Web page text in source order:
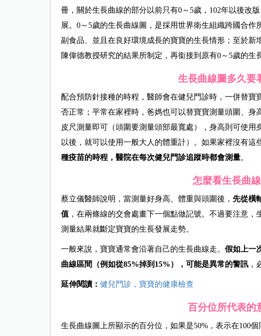
冊，關於生長曲線的部分以前只有0～5歲，102年以後改
展。0～5歲的生長曲線圖，是採用世界衛生組織跨國合
副食品、並且在良好環境成長的寶寶的生長情形；至於新
陳偉德教授研究的結果所制定，再銜接到原有0～5歲的生
生長曲線圖多久要
配合預防針接種的時程，醫師會在健兒門診時，一併替寶
否正常；平常在家裡時，爸媽也可以替寶寶測量頭圍、身
皮尺測量即可（頭圍要測量頭部最寬處），身高則可使
以後，就可以使用一般大人的體重計）。如果家裡沒有這
種疫苗的時程，醫院在每次健兒門診追蹤時都會測量。
怎麼看生長曲
蔡立儀醫師說明，當測量好身高、體重與頭圍後， 先從橫
值，在兩條線的交會處畫下一個點做記號。不過要注意，
測量結果就斷定寶寶的生長發展走勢。
一般來說，寶寶通常會沿著自己的生長曲線走。 假如上一
曲線區間（例如從85%掉到15%），可能是異常的警訊，
延伸閱讀： 健兒門診，寶寶的健康檢查
百分位所代表的
生長曲線圖上所顯示的百分位，如果是50%，表示在100